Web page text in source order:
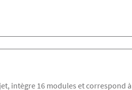
intègre 16 modules et correspond